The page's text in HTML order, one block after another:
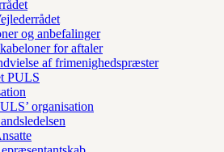
og anbefalinger
for aftaler
af frimenighedspræster
PULS
organisation